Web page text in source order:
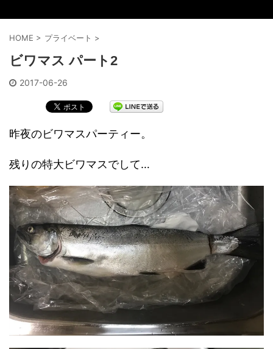
HOME > プライベート >
ビワマス パート2
2017-06-26
昨夜のビワマスパーティー。
残りの特大ビワマスでして…